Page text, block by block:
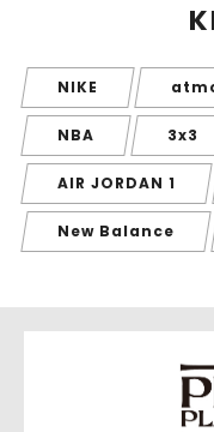
NIKE
NBA 3x3
AIR JORDAN 1
New Balance